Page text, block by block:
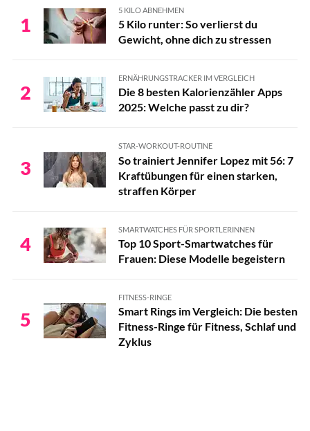
Rezepte mit Leinsamen
Rezepte mit Leinsamen
Rezepte mit Leinsamen
Rezepte mit Leinsamen
Rezepte mit Leinsamen
Rezepte mit Leinsamen
Rezepte mit Leinsamen
Rezepte mit Leinsamen
1
5 KILO ABNEHMEN
5 Kilo runter: So verlierst du
Gewicht, ohne dich zu stressen
2
ERNÄHRUNGSTRACKER IM VERGLEICH
Die 8 besten Kalorienzähler Apps
2025: Welche passt zu dir?
3
STAR-WORKOUT-ROUTINE
So trainiert Jennifer Lopez mit 56: 7
Kraftübungen für einen starken,
straffen Körper
4
SMARTWATCHES FÜR SPORTLERINNEN
Top 10 Sport-Smartwatches für
Frauen: Diese Modelle begeistern
5
FITNESS-RINGE
Smart Rings im Vergleich: Die besten
Fitness-Ringe für Fitness, Schlaf und
Zyklus